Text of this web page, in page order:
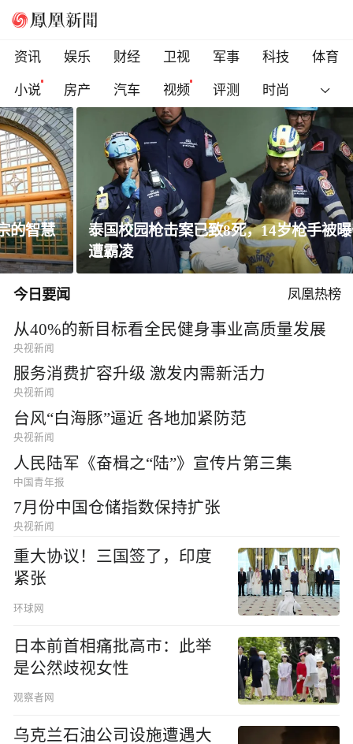
资讯 娱乐 财经 卫视 军事 科技
体育
小说
房产 汽车 视频 评测 时尚
泰国校园枪击案已致8死，14岁枪手被曝长期
遭霸凌
今日要闻 凤凰热榜
从40%的新目标看全民健身事业高质量发展
央视新闻
服务消费扩容升级 激发内需新活力
央视新闻
台风“白海豚”逼近 各地加紧防范
央视新闻
人民陆军《奋楫之“陆”》宣传片第三集
中国青年报
7月份中国仓储指数保持扩张
央视新闻
重大协议！三国签了，印度
紧张
环球网
日本前首相痛批高市：此举
是公然歧视女性
观察者网
乌克兰石油公司设施遭遇大